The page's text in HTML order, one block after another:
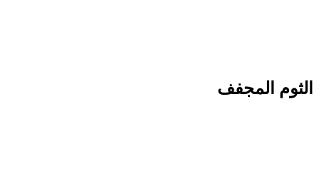
الثوم المجفف